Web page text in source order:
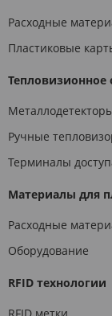
Расходные
Пластиковые
Тепловизионное
Ручные
Терминалы
Материалы для
Расходные
Оборудование
RFID технологии